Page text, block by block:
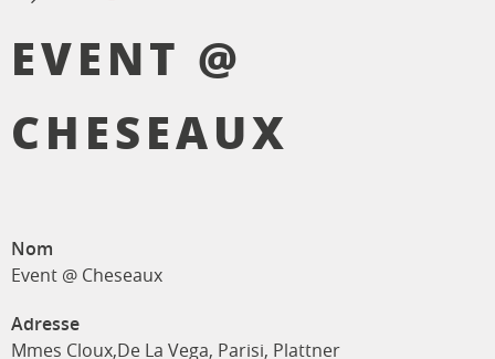
EVENT @
CHESEAUX
Nom
Event @ Cheseaux
Adresse
Mmes Cloux,De La Vega, Parisi, Plattner